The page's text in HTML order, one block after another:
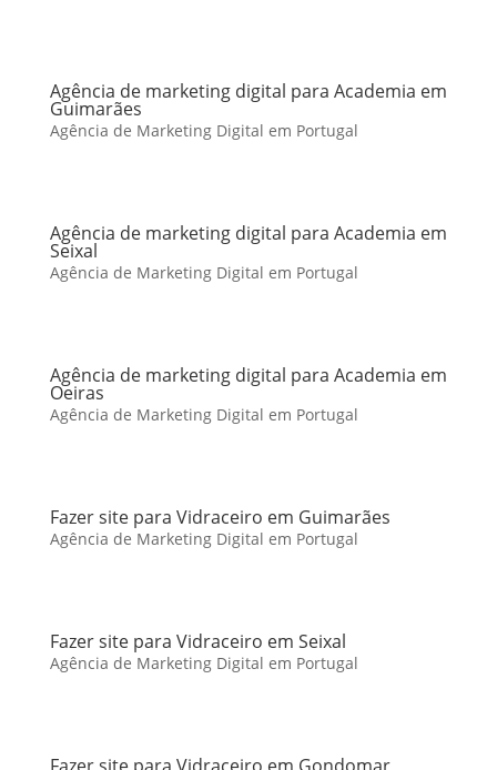
Agência de marketing digital para Academia em
Guimarães
Agência de Marketing Digital em Portugal
Agência de marketing digital para Academia em
Seixal
Agência de Marketing Digital em Portugal
Agência de marketing digital para Academia em
Oeiras
Agência de Marketing Digital em Portugal
Fazer site para Vidraceiro em Guimarães
Agência de Marketing Digital em Portugal
Fazer site para Vidraceiro em Seixal
Agência de Marketing Digital em Portugal